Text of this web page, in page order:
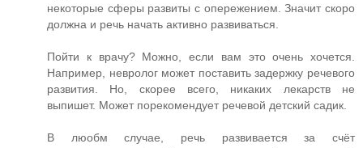
некоторые сферы развиты с опережением. Значит скоро
должна и речь начать активно развиваться.
Пойти к врачу? Можно, если вам это очень хочется.
Например, невролог может поставить задержку речевого
развития. Но, скорее всего, никаких лекарств не
выпишет. Может порекомендует речевой детский садик.
В люобм случае, речь развивается за счёт